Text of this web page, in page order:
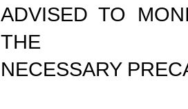
ADVISED TO
THE
NECESSARY